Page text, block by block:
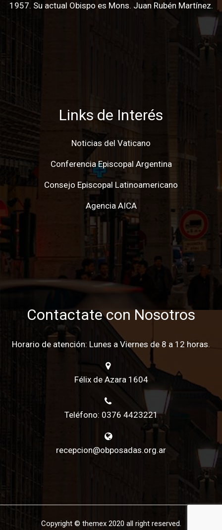
1957. Su actual Obispo es Mons. Juan Rubén Martínez.
Links de Interés
Noticias del Vaticano
Conferencia Episcopal Argentina
Consejo Episcopal Latinoamericano
Agencia AICA
Contactate con Nosotros
Horario de atención: Lunes a Viernes de 8 a 12 horas.
Félix de Azara 1604
Teléfono: 0376 4423221
recepcion@obposadas.org.ar
Copyright © themex 2020 all right reserved.